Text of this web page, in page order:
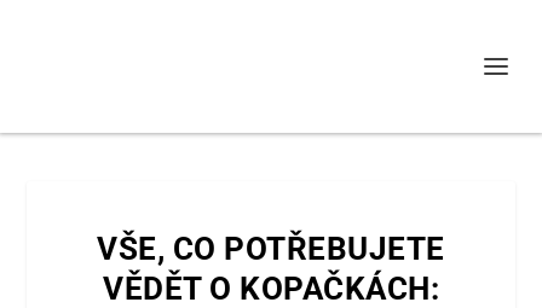
VŠE, CO POTŘEBUJETE
VĚDĚT O KOPAČKÁCH: